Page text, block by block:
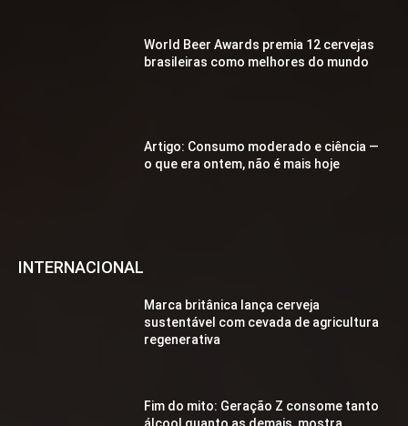
World Beer Awards premia 12 cervejas
brasileiras como melhores do mundo
Artigo: Consumo moderado e ciência —
o que era ontem, não é mais hoje
INTERNACIONAL
Marca britânica lança cerveja
sustentável com cevada de agricultura
regenerativa
Fim do mito: Geração Z consome tanto